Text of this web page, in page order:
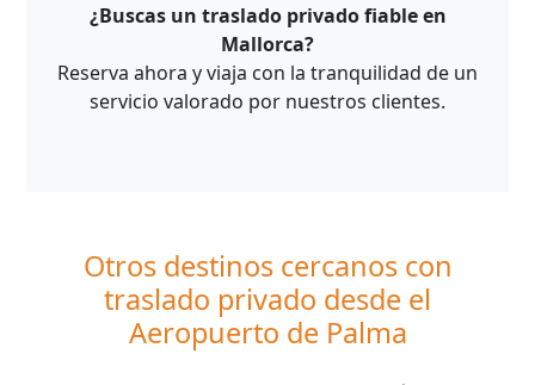
¿Buscas un traslado privado fiable en
Mallorca?
Reserva ahora y viaja con la tranquilidad de un
servicio valorado por nuestros clientes.
Otros destinos cercanos con
traslado privado desde el
Aeropuerto de Palma